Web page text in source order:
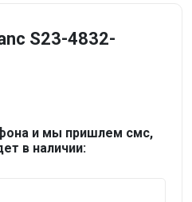
S23-4832-
и мы пришлем смс,
в наличии: